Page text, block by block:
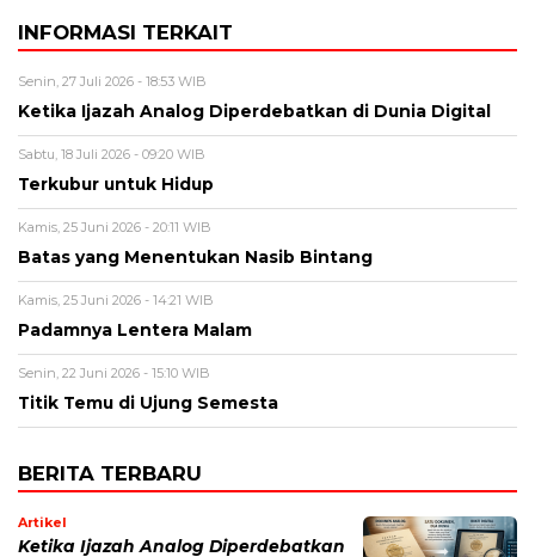
INFORMASI TERKAIT
Senin, 27 Juli 2026 - 18:53 WIB
Ketika Ijazah Analog Diperdebatkan di Dunia Digital
Sabtu, 18 Juli 2026 - 09:20 WIB
Terkubur untuk Hidup
Kamis, 25 Juni 2026 - 20:11 WIB
Batas yang Menentukan Nasib Bintang
Kamis, 25 Juni 2026 - 14:21 WIB
Padamnya Lentera Malam
Senin, 22 Juni 2026 - 15:10 WIB
Titik Temu di Ujung Semesta
BERITA TERBARU
Artikel
Ketika Ijazah Analog Diperdebatkan